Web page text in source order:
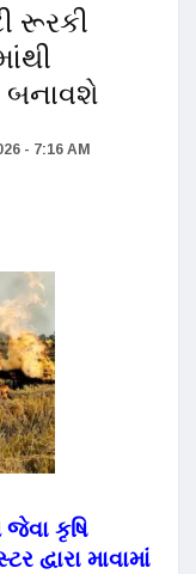
બનાવશે
- 7:16 AM
કૃષિ
માવામાં